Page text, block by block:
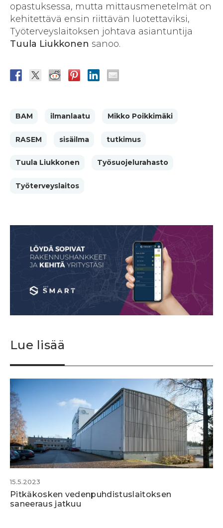
opastuksessa, mutta mittausmenetelmät on
kehitettävä ensin riittävän luotettaviksi,
Työterveyslaitoksen johtava asiantuntija
Tuula Liukkonen sanoo.
BAM ilmanlaatu Mikko Poikkimäki
RASEM sisäilma tutkimus
Tuula Liukkonen Työsuojelurahasto
Työterveyslaitos
Lue lisää
15.5.2023
Pitkäkosken vedenpuhdistuslaitoksen
saneeraus jatkuu